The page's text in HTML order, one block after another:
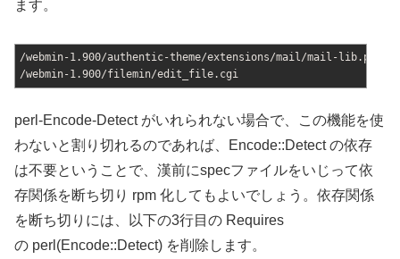
ます。
/webmin-1.900/authentic-theme/extensions/mail/mail-lib.pm
/webmin-1.900/filemin/edit_file.cgi
perl-Encode-Detect がいれられない場合で、この機能を使
わないと割り切れるのであれば、Encode::Detect の依存
は不要ということで、漢前にspecファイルをいじって依
存関係を断ち切り rpm 化してもよいでしょう。依存関係
を断ち切りには、以下の3行目の Requires
の perl(Encode::Detect) を削除します。